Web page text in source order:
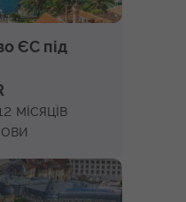
ЄС під
місяців